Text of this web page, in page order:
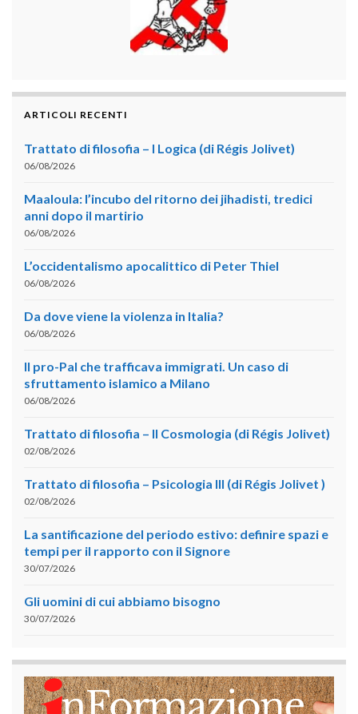
ARTICOLI RECENTI
Trattato di filosofia – I Logica (di Régis Jolivet)
06/08/2026
Maaloula: l’incubo del ritorno dei jihadisti, tredici
anni dopo il martirio
06/08/2026
L’occidentalismo apocalittico di Peter Thiel
06/08/2026
Da dove viene la violenza in Italia?
06/08/2026
Il pro-Pal che trafficava immigrati. Un caso di
sfruttamento islamico a Milano
06/08/2026
Trattato di filosofia – II Cosmologia (di Régis Jolivet)
02/08/2026
Trattato di filosofia – Psicologia III (di Régis Jolivet )
02/08/2026
La santificazione del periodo estivo: definire spazi e
tempi per il rapporto con il Signore
30/07/2026
Gli uomini di cui abbiamo bisogno
30/07/2026